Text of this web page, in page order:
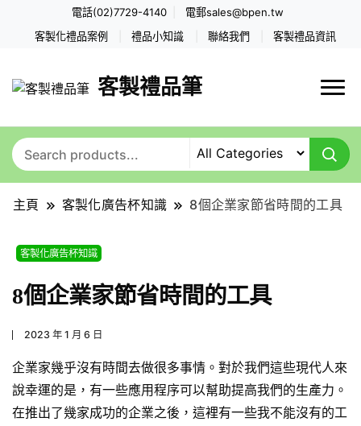
電話(02)7729-4140 電郵sales@bpen.tw
客製化禮品案例 禮品小知識 聯絡我們 客製禮品資訊
客製禮品筆
主頁 客製化廣告杯知識 8個企業家節省時間的工具
客製化廣告杯知識
8個企業家節省時間的工具
2023 年 1 月 6 日
企業家幾乎沒有時間去做很多事情。對於我們這些現代人來
說幸運的是，有一些應用程序可以幫助提高我們的生產力。
在推出了幾家成功的企業之後，這裡有一些我不能沒有的工